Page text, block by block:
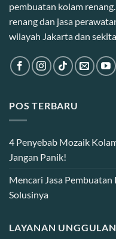
pembuatan kolam
renang dan jasa
wilayah Jakarta dan
POS TERBARU
4 Penyebab Mozaik
Jangan Panik!
Mencari Jasa Pembuatan
Solusinya
LAYANAN UNGGULAN